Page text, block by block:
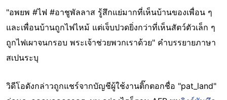
"อพยพ #ไฟ #อาชูพัลลาส รู้สึกแย่มากที่เห็นบ้านของเพื่อน ๆ
และเพื่อนบ้านถูกไฟไหม้ แต่เจ็บปวดยิ่งกว่าที่เห็นสัตว์ตัวเล็ก ๆ
ถูกไฟเผาจนกรอบ พระเจ้าช่วยพวกเราด้วย" คำบรรยายภาษา
สเปนระบุ
วิดีโอดังกล่าวถูกแชร์จากบัญชีผู้ใช้งานติ๊กตอกชื่อ "pat_land"